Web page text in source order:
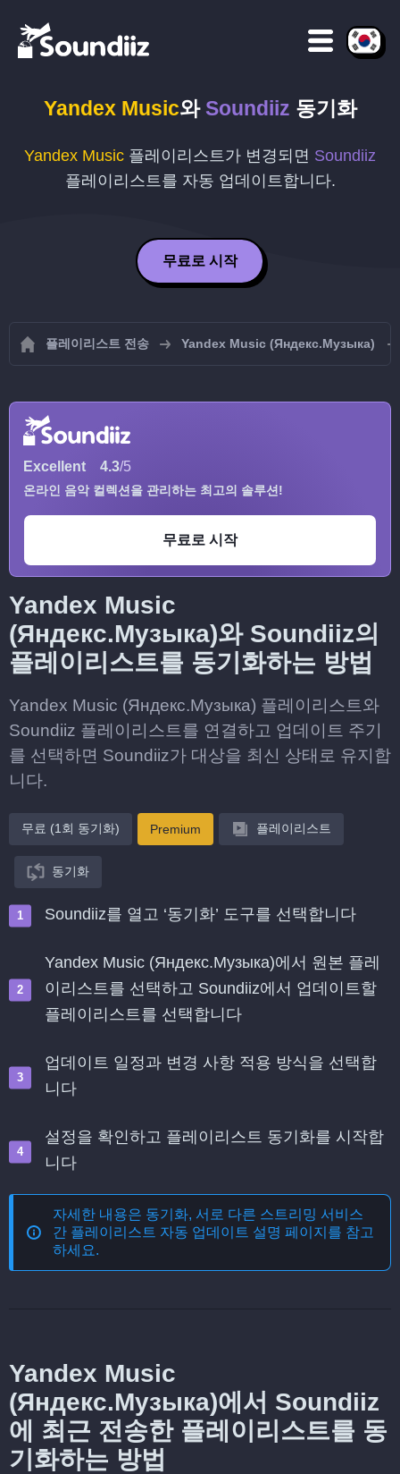
Yandex Music와 Soundiiz 동기화
Yandex Music 플레이리스트가 변경되면 Soundiiz
플레이리스트를 자동 업데이트합니다.
무료로 시작
플레이리스트 전송 Yandex Music (Яндекс.Музыка)
Excellent 4.3/5
온라인 음악 컬렉션을 관리하는 최고의 솔루션!
무료로 시작
Yandex Music
(Яндекс.Музыка)와 Soundiiz의
플레이리스트를 동기화하는 방법
Yandex Music (Яндекс.Музыка) 플레이리스트와
Soundiiz 플레이리스트를 연결하고 업데이트 주기
를 선택하면 Soundiiz가 대상을 최신 상태로 유지합
니다.
무료 (1회 동기화) Premium 플레이리스트
동기화
Soundiiz를 열고 ‘동기화’ 도구를 선택합니다
Yandex Music (Яндекс.Музыка)에서 원본 플레
이리스트를 선택하고 Soundiiz에서 업데이트할
플레이리스트를 선택합니다
업데이트 일정과 변경 사항 적용 방식을 선택합
니다
설정을 확인하고 플레이리스트 동기화를 시작합
니다
자세한 내용은 동기화, 서로 다른 스트리밍 서비스
간 플레이리스트 자동 업데이트 설명 페이지를 참고
하세요.
Yandex Music
(Яндекс.Музыка)에서 Soundiiz
에 최근 전송한 플레이리스트를 동
기화하는 방법